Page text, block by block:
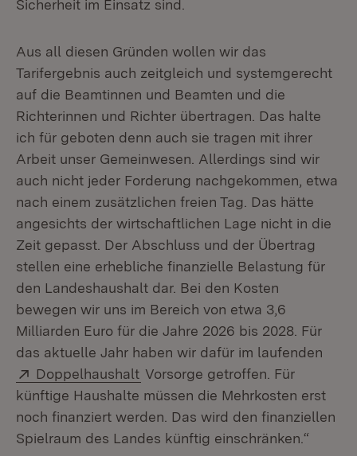
Sicherheit im Einsatz sind.
Aus all diesen Gründen wollen wir das
Tarifergebnis auch zeitgleich und systemgerecht
auf die Beamtinnen und Beamten und die
Richterinnen und Richter übertragen. Das halte
ich für geboten denn auch sie tragen mit ihrer
Arbeit unser Gemeinwesen. Allerdings sind wir
auch nicht jeder Forderung nachgekommen, etwa
nach einem zusätzlichen freien Tag. Das hätte
angesichts der wirtschaftlichen Lage nicht in die
Zeit gepasst. Der Abschluss und der Übertrag
stellen eine erhebliche finanzielle Belastung für
den Landeshaushalt dar. Bei den Kosten
bewegen wir uns im Bereich von etwa 3,6
Milliarden Euro für die Jahre 2026 bis 2028. Für
das aktuelle Jahr haben wir dafür im laufenden
Extern:
Doppelhaushalt (Öffnet in neuem Fenster)
Vorsorge getroffen. Für
künftige Haushalte müssen die Mehrkosten erst
noch finanziert werden. Das wird den finanziellen
Spielraum des Landes künftig einschränken.“